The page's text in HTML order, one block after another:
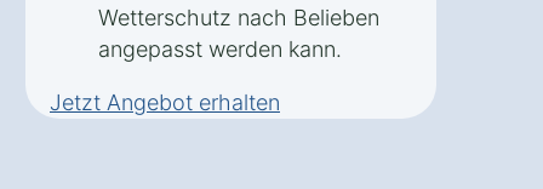
Wetterschutz nach Belieben
angepasst werden kann.
Jetzt Angebot erhalten